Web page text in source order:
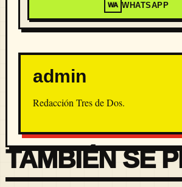
WA WHATSAPP
admin
Redacción Tres de Dos.
TAMBIÉN SE